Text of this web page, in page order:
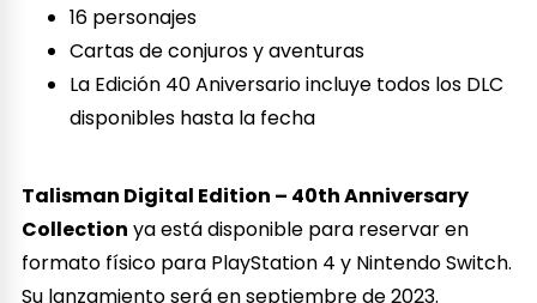
16 personajes
Cartas de conjuros y aventuras
La Edición 40 Aniversario incluye todos los DLC
disponibles hasta la fecha
Talisman Digital Edition – 40th Anniversary
Collection ya está disponible para reservar en
formato físico para PlayStation 4 y Nintendo Switch.
Su lanzamiento será en septiembre de 2023.